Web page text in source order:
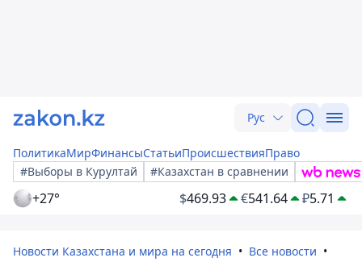
Рус
ПолитикаМирФинансыСтатьиПроисшествияПраво
#Выборы в Курултай
#Казахстан в сравнении
+27° $469.93 €541.64 ₽5.71
Новости Казахстана и мира на сегодня
Все новости